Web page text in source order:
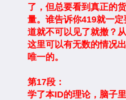
了，但总要看到真正的
量。谁告诉你419就一
道就不可以见了就撤？
这里可以有无数的情况
唯一的。
第17段：
学了本ID的理论，脑子